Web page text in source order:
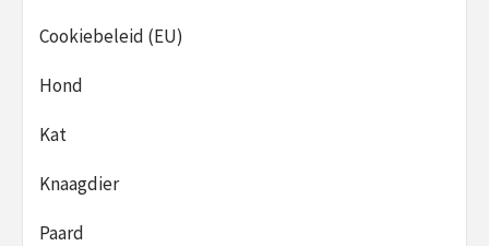
Cookiebeleid (EU)
Hond
Kat
Knaagdier
Paard